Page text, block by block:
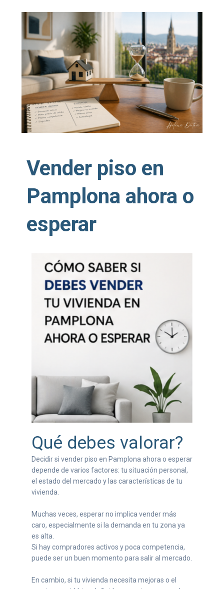
Vender piso en
Pamplona ahora o
esperar
Qué debes valorar?
Decidir si vender piso en Pamplona ahora o esperar
depende de varios factores: tu situación personal,
el estado del mercado y las características de tu
vivienda.
Muchas veces, esperar no implica vender más
caro, especialmente si la demanda en tu zona ya
es alta.
Si hay compradores activos y poca competencia,
puede ser un buen momento para salir al mercado.
En cambio, si tu vivienda necesita mejoras o el